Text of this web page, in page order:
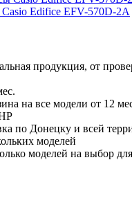
Edifice EFV-570D-2A
продукция, от
на все модели от 12
по Донецку и всей
моделей
моделей на выбор